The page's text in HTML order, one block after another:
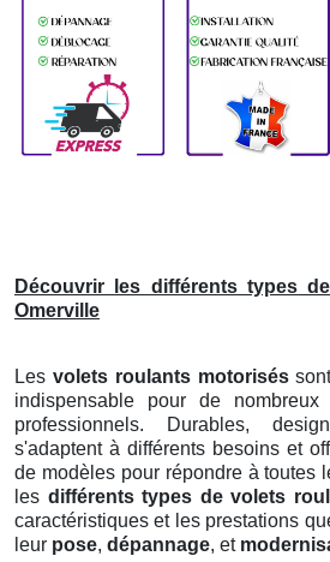
Découvrir les différents types
Omerville
Les volets roulants motorisés
indispensable pour de
professionnels. Durables,
s'adaptent à différents besoins et
de modèles pour répondre à toutes
les différents types de volets
caractéristiques et les prestations
leur pose, dépannage, et